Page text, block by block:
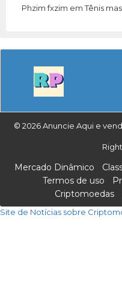
Phzim fxzim emTênis
© 2026 Anuncie Aqui e
Mercado Dinâmico
Termos de uso
Criptomoedas
Site de Notícias sobre